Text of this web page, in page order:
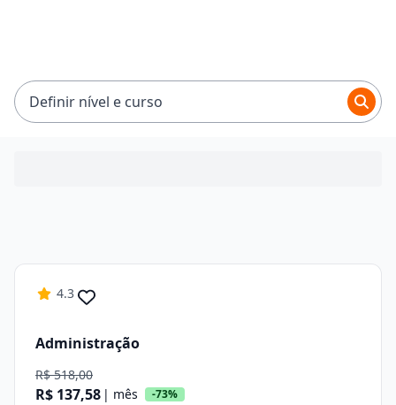
R$ 195,88.
Definir nível e curso
4.3
Administração
R$ 518,00
R$ 137,58 | mês -73%